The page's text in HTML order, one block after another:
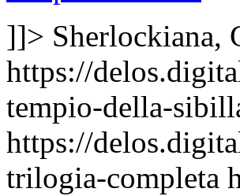
]]> Sherlockiana,
https://
tempio-della-
https://
trilogia-completa